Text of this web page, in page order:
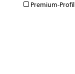
Premium-Profil